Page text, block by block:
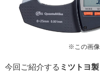
※この画像
今回ご紹介する ミツトヨ